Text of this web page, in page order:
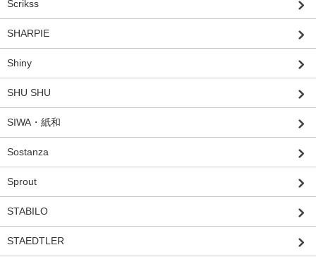
Scrikss
SHARPIE
Shiny
SHU SHU
SIWA・紙和
Sostanza
Sprout
STABILO
STAEDTLER